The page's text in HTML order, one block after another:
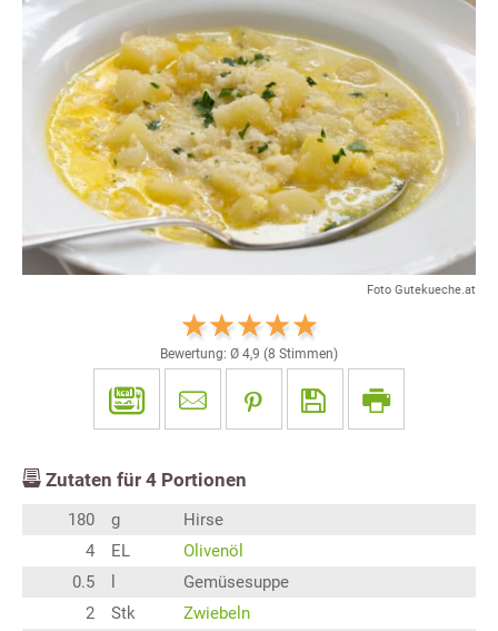
Foto Gutekueche.at
Bewertung: Ø 4,9 (8 Stimmen)
Zutaten für 4 Portionen
180 g
Hirse
4
EL
Olivenöl
0.5
Gemüsesuppe
2
Stk
Zwiebeln